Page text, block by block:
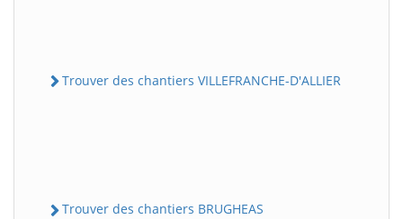
Trouver des chantiers VILLEFRANCHE-D'ALLIER
Trouver des chantiers BRUGHEAS